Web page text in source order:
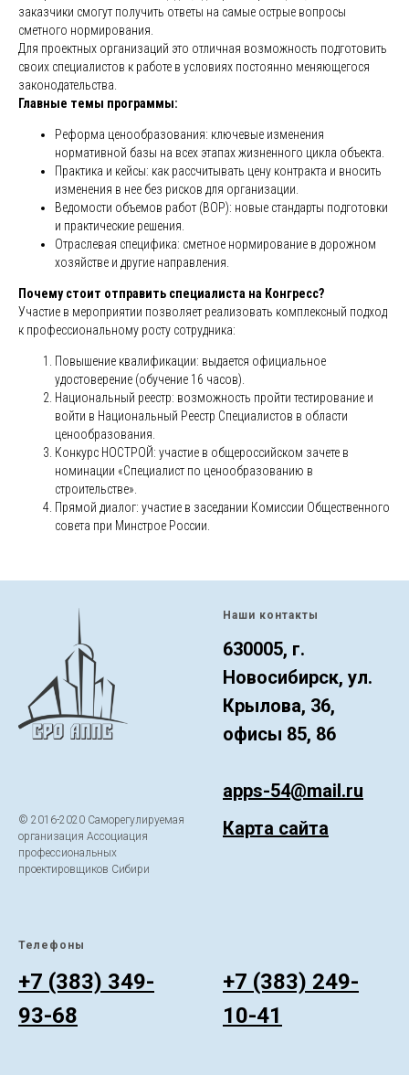
заказчики смогут получить ответы на самые острые вопросы
сметного нормирования.
Для проектных организаций это отличная возможность подготовить
своих специалистов к работе в условиях постоянно меняющегося
законодательства.
Главные темы программы:
Реформа ценообразования: ключевые изменения
нормативной базы на всех этапах жизненного цикла объекта.
Практика и кейсы: как рассчитывать цену контракта и вносить
изменения в нее без рисков для организации.
Ведомости объемов работ (ВОР): новые стандарты подготовки
и практические решения.
Отраслевая специфика: сметное нормирование в дорожном
хозяйстве и другие направления.
Почему стоит отправить специалиста на Конгресс?
Участие в мероприятии позволяет реализовать комплексный подход
к профессиональному росту сотрудника:
Повышение квалификации: выдается официальное
удостоверение (обучение 16 часов).
Национальный реестр: возможность пройти тестирование и
войти в Национальный Реестр Специалистов в области
ценообразования.
Конкурс НОСТРОЙ: участие в общероссийском зачете в
номинации «Специалист по ценообразованию в
строительстве».
Прямой диалог: участие в заседании Комиссии Общественного
совета при Минстрое России.
© 2016-2020 Саморегулируемая
организация Ассоциация
профессиональных
проектировщиков Сибири
Наши контакты
630005, г.
Новосибирск, ул.
Крылова, 36,
офисы 85, 86
apps-54@mail.ru
Карта сайта
Телефоны
+7 (383) 349-
93-68
+7 (383) 249-
10-41